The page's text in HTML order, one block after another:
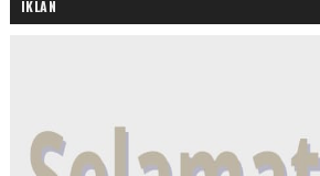
IKLAN